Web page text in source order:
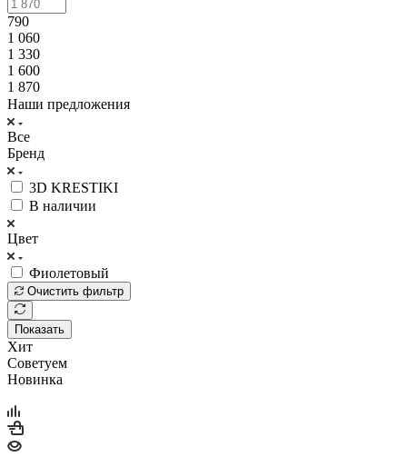
790
1 060
1 330
1 600
1 870
Наши предложения
Все
Бренд
3D KRESTIKI
В наличии
Цвет
Фиолетовый
Очистить фильтр
Показать
Хит
Советуем
Новинка